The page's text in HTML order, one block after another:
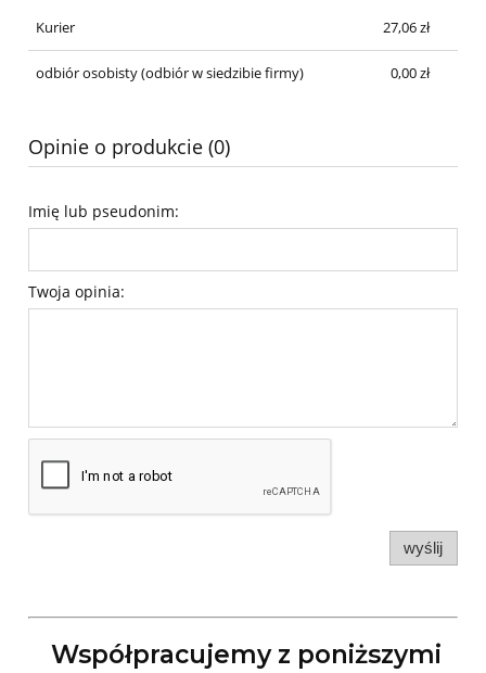
Kurier
27,06 zł
odbiór osobisty(odbiór w siedzibie firmy) 0,00 zł
Opinie o produkcie (0)
Imię lub pseudonim:
Twoja opinia:
wyślij
Współpracujemy z poniższymi